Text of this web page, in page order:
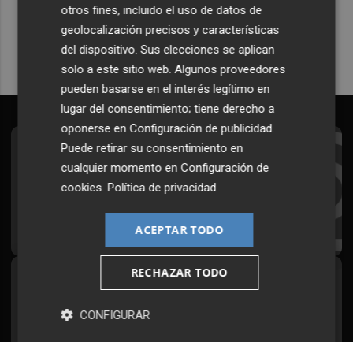
Quiero suscribirme
Suscríbete al Boletín
Todos los días a primera hora en tu email
Síguenos en redes
Plaza Podcast, desde cualquier medio
otros fines, incluido el uso de datos de
geolocalización precisos y características
del dispositivo. Sus elecciones se aplican
solo a este sitio web. Algunos proveedores
pueden basarse en el interés legítimo en
lugar del consentimiento; tiene derecho a
oponerse enConfiguración de publicidad.
Puede retirar su consentimiento en
cualquier momento enConfiguración de
cookies.Política de privacidad
ACEPTAR TODO
RECHAZAR TODO
CONFIGURAR